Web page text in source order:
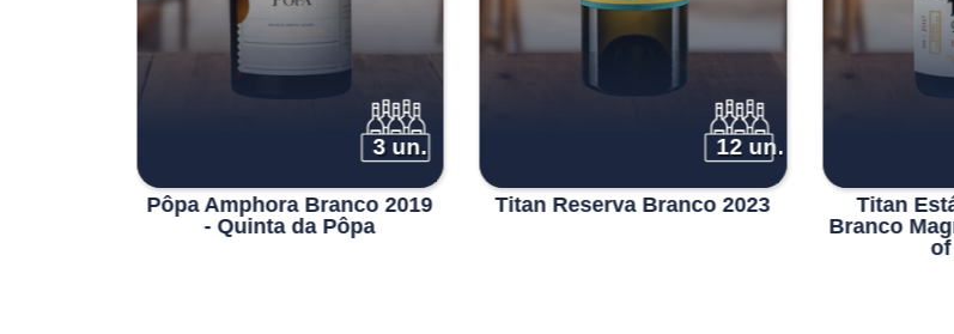
3 un.
Pôpa Amphora Branco 2019
- Quinta da Pôpa
12 un.
Titan Reserva Branco 2023
Titan
Branco